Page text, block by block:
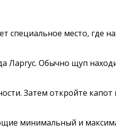
специальное место, где
Ларгус. Обычно щуп
Затем откройте
минимальный и